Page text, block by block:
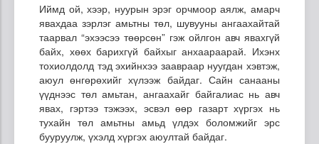
Иймд ой, хээр, нуурын эрэг орчмоор аялж, амарч
явахдаа зэрлэг амьтны төл, шувууны ангаахайтай
таарвал “эхээсээ төөрсөн” гэж ойлгон авч явахгүй
байх, хөөх барихгүй байхыг анхаараарай. Ихэнх
тохиолдолд тэд эхийнхээ заавраар нуугдан хэвтэж,
аюул өнгөрөхийг хүлээж байдаг. Сайн санааны
үүднээс төл амьтан, ангаахайг байгалиас нь авч
явах, гэртээ тэжээх, эсвэл өөр газарт хүргэх нь
тухайн төл амьтны амьд үлдэх боломжийг эрс
бууруулж, үхэлд хүргэх аюултай байдаг.